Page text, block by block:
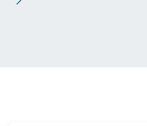
Pagina successiva